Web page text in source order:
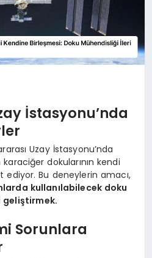
İstasyonu’nda
Uzay İstasyonu’nda
dokularının kendi
Bu deneylerin amacı,
kullanılabilecek doku
geliştirmek.
Sorunlara